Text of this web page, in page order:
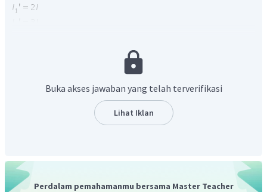
Gaya Lorentz pada Dua Kawat Lurus Sejajar
Gaya lorentz adalah gaya magnetik yang dialami kawat
berarus listrik yang diletakkan memotong garis medan
magnet. Pada dua kawat lurus sejajar, gaya Lorentz dapat
dihitung dengan rumus:
Buka akses jawaban yang telah terverifikasi
Lihat Iklan
Perdalam pemahamanmu bersama Master Teacher